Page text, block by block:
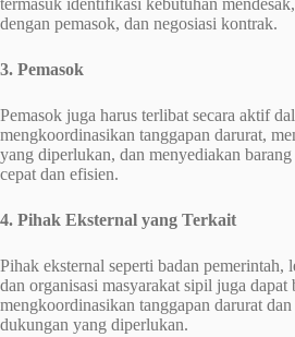
dengan pemasok, dan negosiasi kontrak.
3. Pemasok
Pemasok juga harus terlibat secara aktif
mengkoordinasikan tanggapan darurat,
yang diperlukan, dan menyediakan barang
cepat dan efisien.
4. Pihak Eksternal yang Terkait
Pihak eksternal seperti badan pemerintah,
dan organisasi masyarakat sipil juga dapat
mengkoordinasikan tanggapan darurat
dukungan yang diperlukan.